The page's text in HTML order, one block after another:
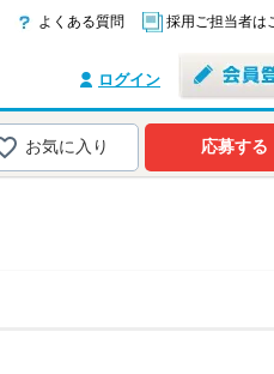
よくある質問 採用ご担当者は
ログイン
お気に入り 応募する